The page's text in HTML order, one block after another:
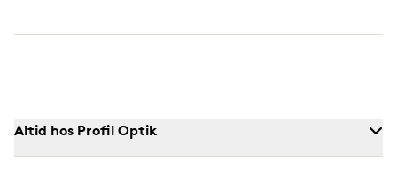
Altid hos Profil Optik